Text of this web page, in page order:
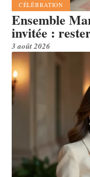
CÉLÉBRATION
Ensemble
invitée :
3 août 2026